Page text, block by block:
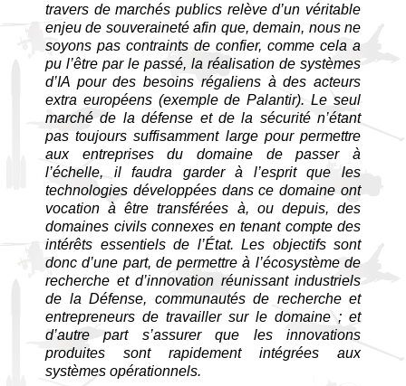
travers de marchés publics relève d’un véritable
enjeu de souveraineté afin que, demain, nous ne
soyons pas contraints de confier, comme cela a
pu l’être par le passé, la réalisation de systèmes
d’IA pour des besoins régaliens à des acteurs
extra européens (exemple de Palantir). Le seul
marché de la défense et de la sécurité n’étant
pas toujours suffisamment large pour permettre
aux entreprises du domaine de passer à
l’échelle, il faudra garder à l’esprit que les
technologies développées dans ce domaine ont
vocation à être transférées à, ou depuis, des
domaines civils connexes en tenant compte des
intérêts essentiels de l’État. Les objectifs sont
donc d’une part, de permettre à l’écosystème de
recherche et d’innovation réunissant industriels
de la Défense, communautés de recherche et
entrepreneurs de travailler sur le domaine ; et
d’autre part s’assurer que les innovations
produites sont rapidement intégrées aux
systèmes opérationnels.